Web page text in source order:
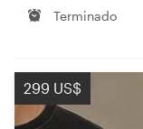
Terminado
299 US$